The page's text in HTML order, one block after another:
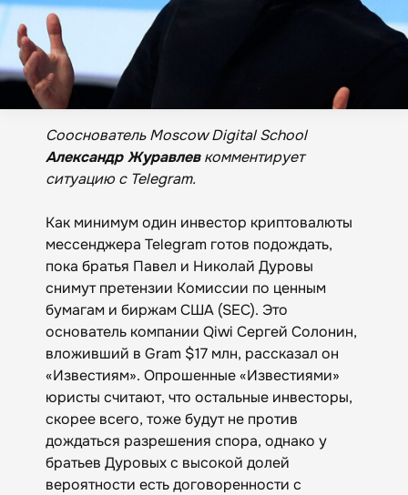
Сооснователь Moscow Digital School
Александр Журавлевкомментирует
ситуацию с Telegram.
Как минимум один инвестор криптовалюты
мессенджера Telegram готов подождать,
пока братья Павел и Николай Дуровы
снимут претензии Комиссии по ценным
бумагам и биржам США (SEC). Это
основатель компании Qiwi Сергей Солонин,
вложивший в Gram $17 млн, рассказал он
«Известиям». Опрошенные «Известиями»
юристы считают, что остальные инвесторы,
скорее всего, тоже будут не против
дождаться разрешения спора, однако у
братьев Дуровых с высокой долей
вероятности есть договоренности с